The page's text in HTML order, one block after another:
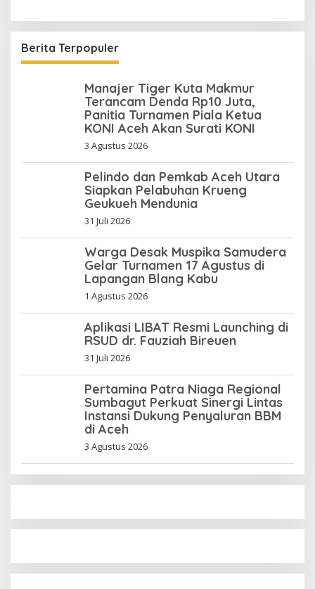
Berita Terpopuler
Manajer Tiger Kuta Makmur
Terancam Denda Rp10 Juta,
Panitia Turnamen Piala Ketua
KONI Aceh Akan Surati KONI
3 Agustus 2026
Pelindo dan Pemkab Aceh Utara
Siapkan Pelabuhan Krueng
Geukueh Mendunia
31 Juli 2026
Warga Desak Muspika Samudera
Gelar Turnamen 17 Agustus di
Lapangan Blang Kabu
1 Agustus 2026
Aplikasi LIBAT Resmi Launching di
RSUD dr. Fauziah Bireuen
31 Juli 2026
Pertamina Patra Niaga Regional
Sumbagut Perkuat Sinergi Lintas
Instansi Dukung Penyaluran BBM
di Aceh
3 Agustus 2026